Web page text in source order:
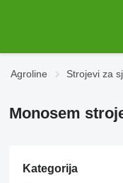
Agroline Strojevi za
Monosem
Kategorija